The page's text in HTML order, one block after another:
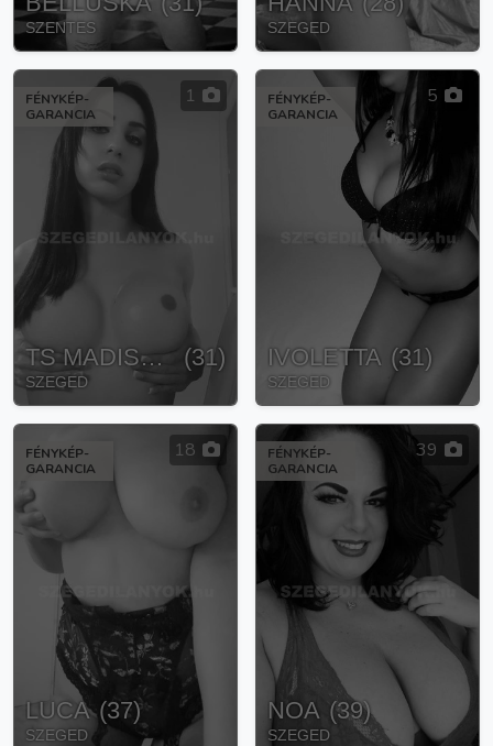
SZENTES SZEGED
FÉNYKÉP-
GARANCIA
1
TS MADISON (31)
SZEGED
FÉNYKÉP-
GARANCIA
5
IVOLETTA (31)
SZEGED
FÉNYKÉP-
GARANCIA
18
LUCA (37)
SZEGED
FÉNYKÉP-
GARANCIA
39
NOA (39)
SZEGED